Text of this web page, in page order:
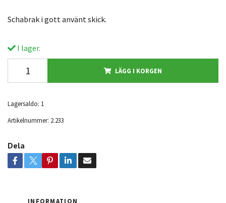
Schabrak i gott använt skick.
I lager.
LÄGG I KORGEN
Lagersaldo: 1
Artikelnummer: 2.233
Dela
INFORMATION